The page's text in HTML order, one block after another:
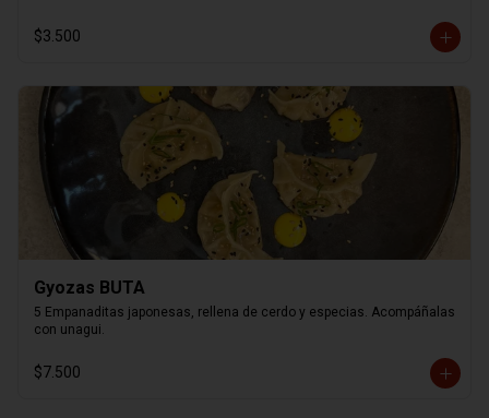
$3.500
Gyozas BUTA
5 Empanaditas japonesas, rellena de cerdo y especias. Acompáñalas
con unagui.
$7.500